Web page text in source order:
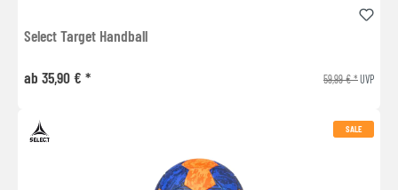
Select Target Handball
ab 35,90 € * 59,99 € *UVP
SALE